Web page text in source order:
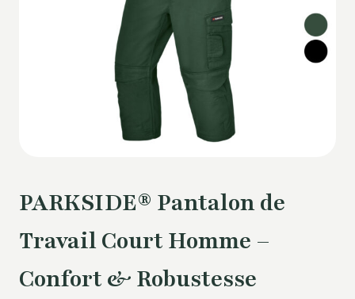
PARKSIDE® Pantalon de
Travail Court Homme –
Confort & Robustesse